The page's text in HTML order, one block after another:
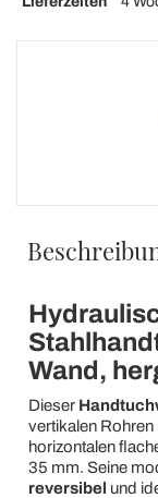
Wand,
Dieser
vertikalen
horizontalen
35 mm. Seine
reversibel und